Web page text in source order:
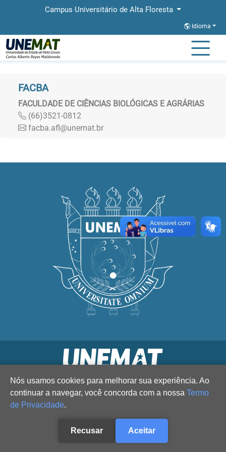
Campus Universitário de Alta Floresta
Idioma
Página Inicial
FACBA
FACULDADE DE CIÊNCIAS BIOLÓGICAS E AGRÁRIAS
(66)3521-0812
facba.afl@unemat.br
Nós usamos cookies para melhorar sua experiência. Ao
continuar a navegar, você concorda com a nossa Termo
de Privacidade.
Recusar Aceitar